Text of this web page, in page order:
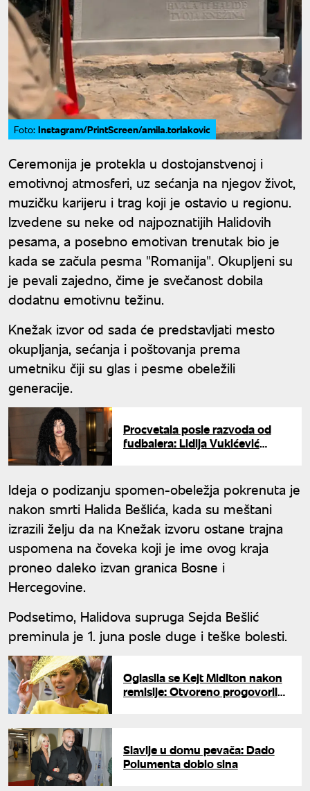
Foto: Instagram/PrintScreen/amila.torlakovic
Ceremonija je protekla u dostojanstvenoj i
emotivnoj atmosferi, uz sećanja na njegov život,
muzičku karijeru i trag koji je ostavio u regionu.
Izvedene su neke od najpoznatijih Halidovih
pesama, a posebno emotivan trenutak bio je
kada se začula pesma "Romanija". Okupljeni su
je pevali zajedno, čime je svečanost dobila
dodatnu emotivnu težinu.
Knežak izvor od sada će predstavljati mesto
okupljanja, sećanja i poštovanja prema
umetniku čiji su glas i pesme obeležili
generacije.
Procvetala posle razvoda od
fudbalera: Lidija Vukićević
Ideja o podizanju spomen-obeležja pokrenuta je
nakon smrti Halida Bešlića, kada su meštani
izrazili želju da na Knežak izvoru ostane trajna
uspomena na čoveka koji je ime ovog kraja
proneo daleko izvan granica Bosne i
Hercegovine.
Podsetimo, Halidova supruga Sejda Bešlić
preminula je 1. juna posle duge i teške bolesti.
Oglasila se Kejt Midlton nakon
remisije: Otvoreno progovorila
Slavlje u domu pevača: Dado
Polumenta dobio sina